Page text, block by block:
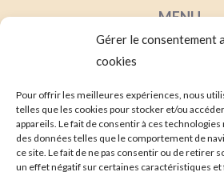
Gérer le consentement
cookies
Pour offrir les meilleures expériences, nous
telles que les cookies pour stocker et/ou
appareils. Le fait de consentir à ces
des données telles que le comportement de
ce site. Le fait de ne pas consentir ou de retirer
un effet négatif sur certaines caractéristiques et
MENU
Mentions Lég
Conditions Générales
Contact
Mon compte